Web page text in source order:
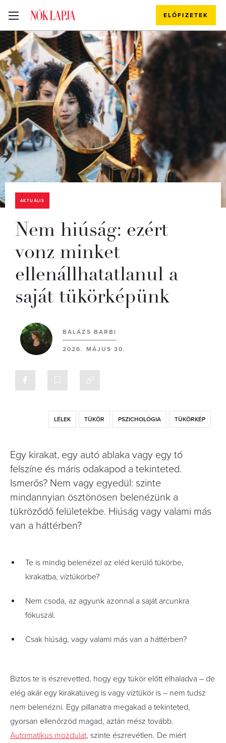
ELŐFIZETEK
AKTUÁLIS
Nem hiúság: ezért
vonz minket
ellenállhatatlanul a
saját tükörképünk
BALÁZS BARBI
2026. MÁJUS 30.
LÉLEK TÜKÖR PSZICHOLÓGIA TÜKÖRKÉP
Egy kirakat, egy autó ablaka vagy egy tó
felszíne és máris odakapod a tekinteted.
Ismerős? Nem vagy egyedül: szinte
mindannyian ösztönösen belenézünk a
tükröződő felületekbe. Hiúság vagy valami más
van a háttérben?
Te is mindig belenézel az eléd kerülő tükörbe,
kirakatba, víztükörbe?
Nem csoda, az agyunk azonnal a saját arcunkra
fókuszál.
Csak hiúság, vagy valami más van a háttérben?
Biztos te is észrevetted, hogy egy tükör előtt elhaladva – de
elég akár egy kirakatüveg is vagy víztükör is – nem tudsz
nem belenézni. Egy pillanatra megakad a tekinteted,
gyorsan ellenőrzöd magad, aztán mész tovább.
Automatikus mozdulat, szinte észrevétlen. De miért